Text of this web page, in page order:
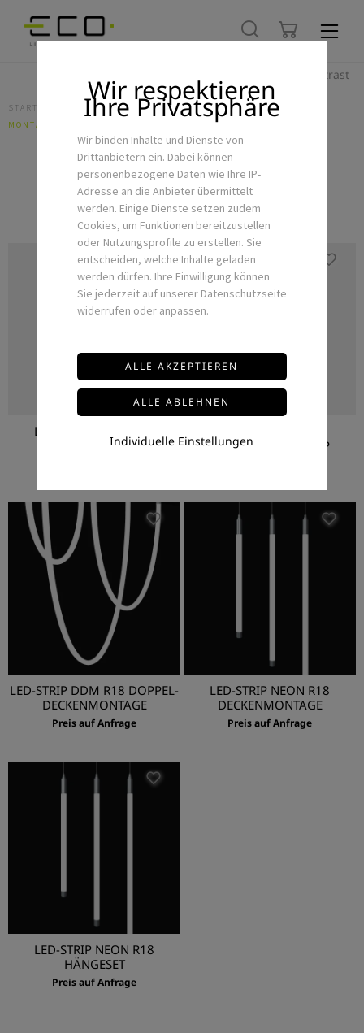
Hoher Kontrast
STARTSEITE LED-FLEXSTRIPS & ZUBEHÖR
ZUBEHÖR
MONTAGEMATERIAL
Montagematerial
LED-STRIP NEON R23
HÄNGESET
SEILABHÄNGUNG-LP
LED-STRIP DDM R18 DOPPEL-
DECKENMONTAGE
Preis auf Anfrage
LED-STRIP NEON R18
DECKENMONTAGE
Preis auf Anfrage
LED-STRIP NEON R18
HÄNGESET
Preis auf Anfrage
Wir respektieren
Ihre Privatsphäre
Wir binden Inhalte und Dienste von
Drittanbietern ein. Dabei können
personenbezogene Daten wie Ihre IP-
Adresse an die Anbieter übermittelt
werden. Einige Dienste setzen zudem
Cookies, um Funktionen bereitzustellen
oder Nutzungsprofile zu erstellen. Sie
entscheiden, welche Inhalte geladen
werden dürfen. Ihre Einwilligung können
Sie jederzeit auf unserer Datenschutzseite
widerrufen oder anpassen.
Individuelle Einstellungen